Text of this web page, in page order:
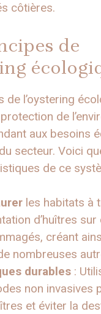
côtières.
de
de l’oystering
de
aux besoins
secteur. Voici
de ce
les habitats à
d’huîtres sur
créant
nombreuses
durables :
non invasives
et éviter la